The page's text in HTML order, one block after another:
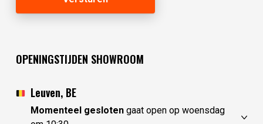
OPENINGSTIJDEN SHOWROOM
Leuven, BE
Momenteel geslotengaat open op woensdag